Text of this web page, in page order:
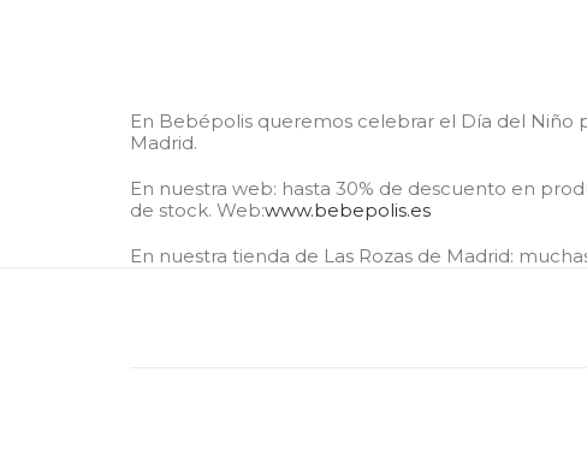
En Bebépolis queremos celebrar el Día del Niño
Madrid.
En nuestra web: hasta 30% de descuento en
de stock. Web:www.bebepolis.es
En nuestra tienda de Las Rozas de Madrid: